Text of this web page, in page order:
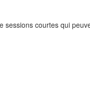
sessions courtes qui